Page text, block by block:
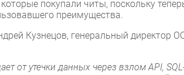
покупали читы, поскольку
преимущества.
Кузнецов, генеральный директор
от утечки данных через взлом API,